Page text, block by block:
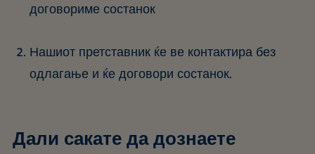
договориме состанок
Нашиот претставник ќе ве контактира без
одлагање и ќе договори состанок.
Дали сакате да дознаете